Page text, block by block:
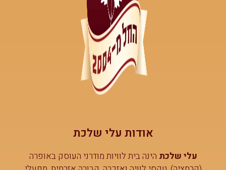
אודות עלי שלכת
עלי שלכת הינה בית לוויות מודרני העוסק באופרה